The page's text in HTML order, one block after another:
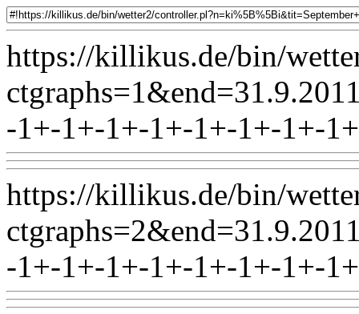
https://killikus.de/bin/
-1+-1+-1+-1+-1+-1+-1+-
https://killikus.de/bin/
-1+-1+-1+-1+-1+-1+-1+-